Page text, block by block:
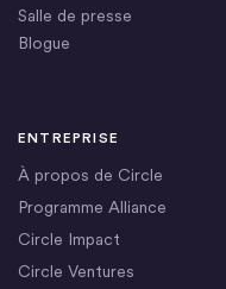
ENTREPRISE
À propos de Circle
Programme Alliance
Circle Impact
Circle Ventures
Salle de presse
Blogue